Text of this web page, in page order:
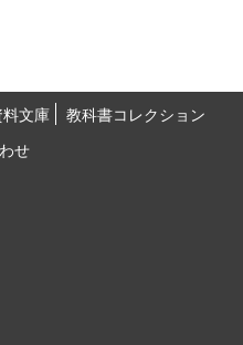
文庫
教科書コレクション
せ